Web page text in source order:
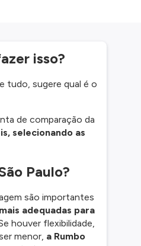
isso?
tudo, sugere qual é o
de comparação da
selecionando as
Paulo?
são importantes
adequadas para
houver flexibilidade,
menor, a Rumbo